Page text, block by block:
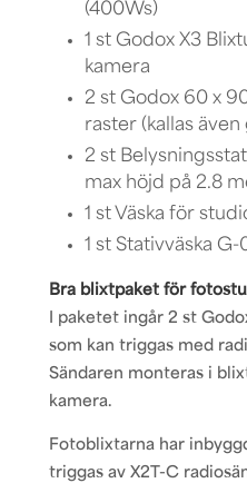
(400Ws)
1 st Godox X3
kamera
2 st Godox 60 x
raster (kallas även
2 st
max höjd på 2.8
1 st Väska för
1 st Stativväska G-
Bra blixtpaket för
I paketet ingår 2 st
som kan triggas med
Sändaren monteras i
kamera.
Fotoblixtarna har
triggas av X2T-C